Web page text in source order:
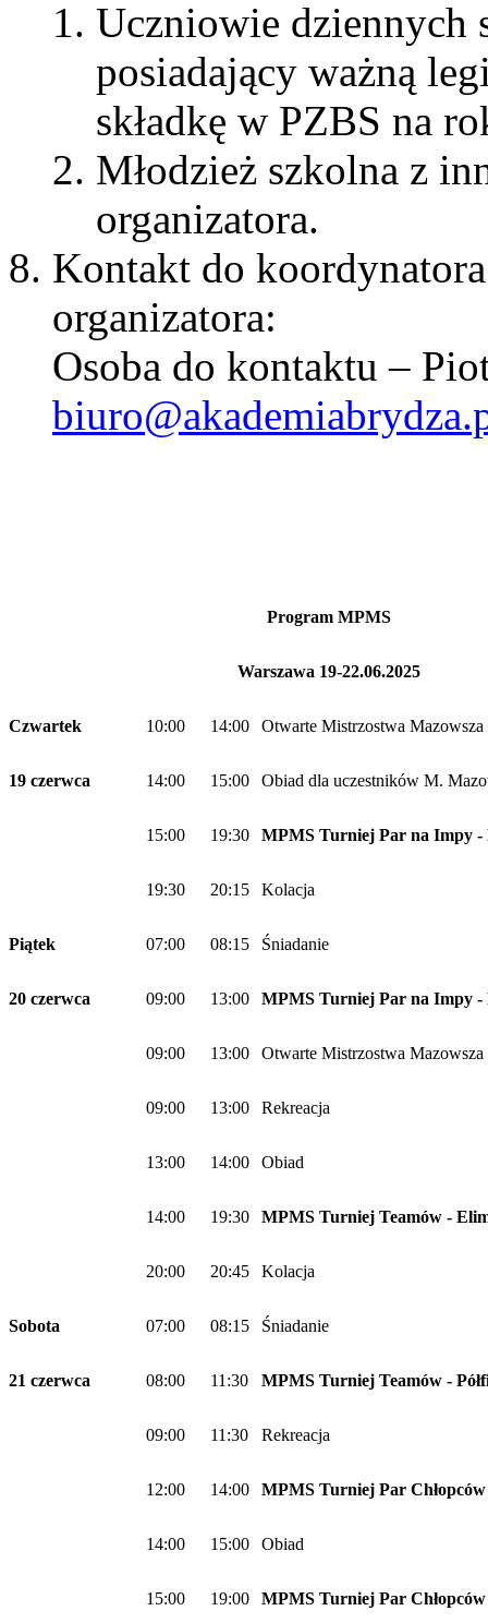
Uczniowie dziennych
posiadający ważną
składkę w PZBS na
Młodzież szkolna z
organizatora.
Kontakt do
organizatora:
Osoba do kontaktu –
Program MPMS
Warszawa 19-22.06.2025
Czwartek 10:00 14:00 Otwarte Mistrzostwa
19 czerwca 14:00 15:00 Obiad dla uczestników M.
15:00 19:30 MPMS Turniej Par na Impy -
19:30 20:15 Kolacja
Piątek 07:00 08:15 Śniadanie
20 czerwca 09:00 13:00 MPMS Turniej Par na Impy -
09:00 13:00 Otwarte Mistrzostwa
09:00 13:00 Rekreacja
13:00 14:00 Obiad
14:00 19:30 MPMS Turniej Teamów -
20:00 20:45 Kolacja
Sobota 07:00 08:15 Śniadanie
21 czerwca 08:00 11:30 MPMS Turniej Teamów -
09:00 11:30 Rekreacja
12:00 14:00 MPMS Turniej Par
14:00 15:00 Obiad
15:00 19:00 MPMS Turniej Par